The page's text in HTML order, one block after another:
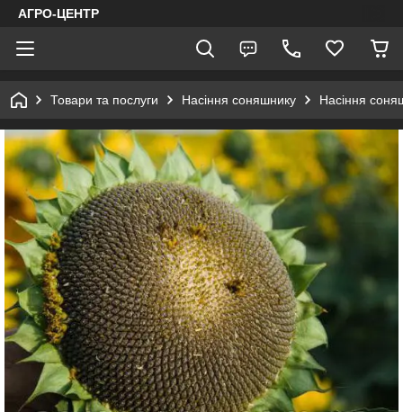
АГРО-ЦЕНТР
Товари та послуги Насіння соняшнику Насіння